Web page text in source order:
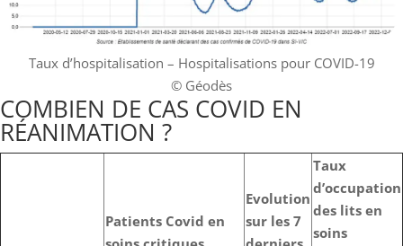
Taux d’hospitalisation – Hospitalisations pour COVID-19
© Géodès
COMBIEN DE CAS COVID EN
RÉANIMATION ?
Patients Covid en
Evolution
sur les 7
Taux
d’occupation
des lits en
soins